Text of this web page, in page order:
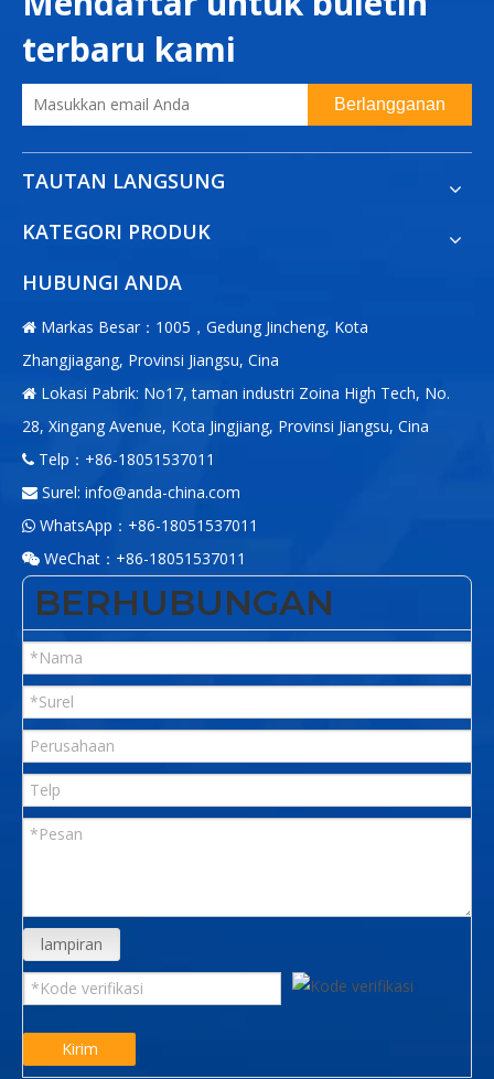
terbaru kami
Berlangganan
TAUTAN LANGSUNG
KATEGORI PRODUK
HUBUNGI ANDA
 Markas Besar：1005，Gedung Jincheng, Kota
Zhangjiagang, Provinsi Jiangsu, Cina
 Lokasi Pabrik: No17, taman industri Zoina High Tech, No.
28, Xingang Avenue, Kota Jingjiang, Provinsi Jiangsu, Cina
 Telp：+86-18051537011
 Surel: info@anda-china.com
 WhatsApp：+86-18051537011
 WeChat：+86-18051537011
BERHUBUNGAN
lampiran
Kirim